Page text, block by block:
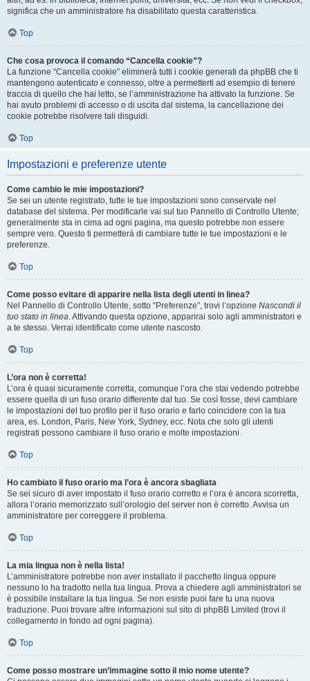
significa che un amministratore ha disabilitato questa caratteristica.
Top
Che cosa provoca il comando “Cancella cookie”?
La funzione “Cancella cookie” eliminerà tutti i cookie generati da phpBB che ti
mantengono autenticato e connesso, oltre a permetterti ad esempio di tenere
traccia di quello che hai letto, se l’amministrazione ha attivato la funzione. Se
hai avuto problemi di accesso o di uscita dal sistema, la cancellazione dei
cookie potrebbe risolvere tali disguidi.
Top
Impostazioni e preferenze utente
Come cambio le mie impostazioni?
Se sei un utente registrato, tutte le tue impostazioni sono conservate nel
database del sistema. Per modificarle vai sul tuo Pannello di Controllo Utente;
generalmente sta in cima ad ogni pagina, ma questo potrebbe non essere
sempre vero. Questo ti permetterà di cambiare tutte le tue impostazioni e le
preferenze.
Top
Come posso evitare di apparire nella lista degli utenti in linea?
Nel Pannello di Controllo Utente, sotto “Preferenze”, trovi l’opzione Nascondi il
tuo stato in linea. Attivando questa opzione, apparirai solo agli amministratori e
a te stesso. Verrai identificato come utente nascosto.
Top
L’ora non è corretta!
L’ora è quasi sicuramente corretta, comunque l’ora che stai vedendo potrebbe
essere quella di un fuso orario differente dal tuo. Se così fosse, devi cambiare
le impostazioni del tuo profilo per il fuso orario e farlo coincidere con la tua
area, es. London, Paris, New York, Sydney, ecc. Nota che solo gli utenti
registrati possono cambiare il fuso orario e molte impostazioni.
Top
Ho cambiato il fuso orario ma l’ora è ancora sbagliata
Se sei sicuro di aver impostato il fuso orario corretto e l’ora è ancora scorretta,
allora l’orario memorizzato sull’orologio del server non è corretto. Avvisa un
amministratore per correggere il problema.
Top
La mia lingua non è nella lista!
L’amministratore potrebbe non aver installato il pacchetto lingua oppure
nessuno lo ha tradotto nella tua lingua. Prova a chiedere agli amministratori se
è possibile installare la tua lingua. Se non esiste puoi fare tu una nuova
traduzione. Puoi trovare altre informazioni sul sito di phpBB Limited (trovi il
collegamento in fondo ad ogni pagina).
Top
Come posso mostrare un’immagine sotto il mio nome utente?